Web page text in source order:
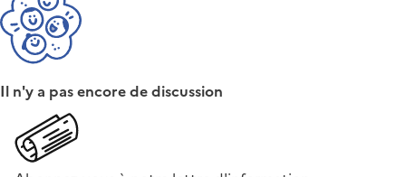
Il n'y a pas encore de discussion